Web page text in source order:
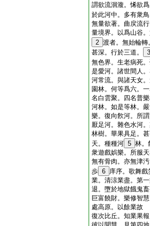
謂欲流洄澓。悕欲
於此河中。多有衆
無量欲著。曲戻流
量境界。以爲山谷
2 渡者。無始輪
甚深。行於三道。
3
無色界。生老病死
是愛河。諸世間人
河常流。與諸天女
園林。何等爲六。
名白雲聚。四名普
河林。如是等林。
樂。復向飮河。所
厭足河。雜色水河
林樹。華果具足。
天。種種河 5 林。
衆遊戲娯樂。所服
無有骨肉。亦無津
歩 6 庠序。歌舞
業。清涼業盡。第
退。墮於地獄餓鬼
巨富饒財。樂修智
處高原。以餘業故
復次比丘。知業果